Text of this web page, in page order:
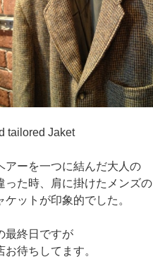
tailored Jaket
アーを一つに結んだ大人の
った時、肩に掛けたメンズの
ケットが印象的でした。
最終日ですが
お待ちしてます。